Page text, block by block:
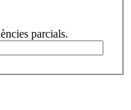
parcials.